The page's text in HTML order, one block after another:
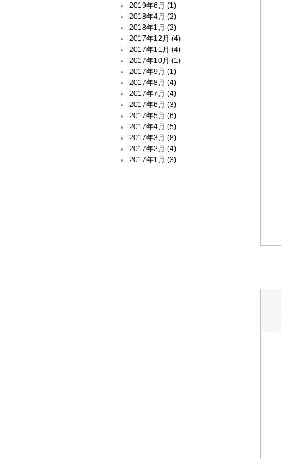
2019年6月 (1)
2018年4月 (2)
2018年1月 (2)
2017年12月 (4)
2017年11月 (4)
2017年10月 (1)
2017年9月 (1)
2017年8月 (4)
2017年7月 (4)
2017年6月 (3)
2017年5月 (6)
2017年4月 (5)
2017年3月 (8)
2017年2月 (4)
2017年1月 (3)